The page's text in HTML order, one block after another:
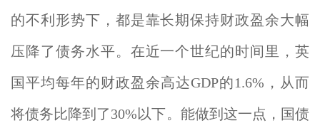
的不利形势下，都是靠长期保持财政盈余大幅
压降了债务水平。在近一个世纪的时间里，英
国平均每年的财政盈余高达GDP的1.6%，从而
将债务比降到了30%以下。能做到这一点，国债